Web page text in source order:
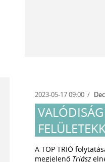
2023-05-17 09:00
VALÓDISÁG
A TOP TRIÓ
megjelenő Triász